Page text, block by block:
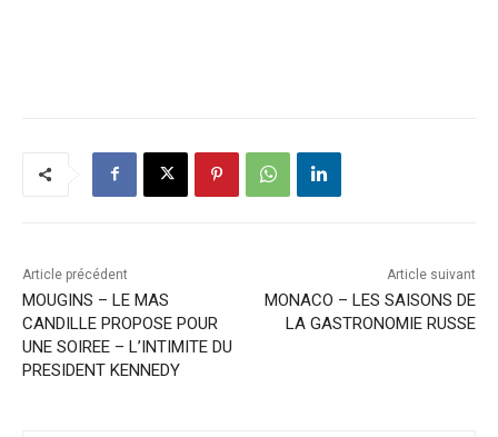
Article précédent
MOUGINS – LE MAS
CANDILLE PROPOSE POUR
UNE SOIREE – L’INTIMITE DU
PRESIDENT KENNEDY
Article suivant
MONACO – LES SAISONS DE
LA GASTRONOMIE RUSSE